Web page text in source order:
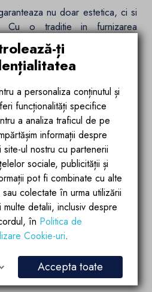
nu doar estetica, ci si
Cu o traditie in furnizarea
calitate, Ego Interiors aduce o
in fiecare produs creat.
de inalta calitate, Vasul Bideu
prin estetica sa, ci si prin
timp. Alb Lucios, finisajul sau
luminozitate si prospetime in
si primitor.
un spatiu de relaxare si
de la Ego Interiors. Un
contemporan si functionalitate
o declaratie de stil in orice
ți
a personaliza conținutul și
funcționalități specifice
a analiza traficul de pe
informații despre
ul nostru cu partenerii
sociale, publicității și
pot fi combinate cu alte
colectate în urma utilizării
detalii, inclusiv despre
în Politica de
Cookie-uri.
Accepta toate